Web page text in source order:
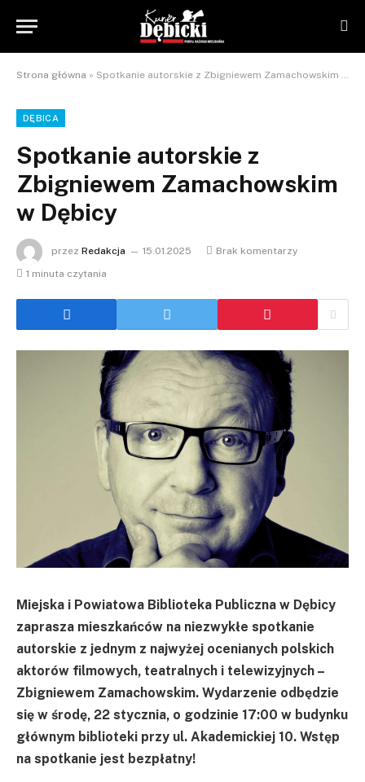
Strona główna » Spotkanie autorskie z Zbigniewem Zamachowskim w Dębicy
DĘBICA
Spotkanie autorskie z
Zbigniewem Zamachowskim
w Dębicy
przez Redakcja 15.01.2025
Brak komentarzy
1 minuta czytania
Miejska i Powiatowa Biblioteka Publiczna w Dębicy
zaprasza mieszkańców na niezwykłe spotkanie
autorskie z jednym z najwyżej ocenianych polskich
aktorów filmowych, teatralnych i telewizyjnych –
Zbigniewem Zamachowskim. Wydarzenie odbędzie
się w środę, 22 stycznia, o godzinie 17:00 w budynku
głównym biblioteki przy ul. Akademickiej 10. Wstęp
na spotkanie jest bezpłatny!